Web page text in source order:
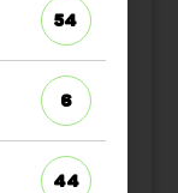
54
6
44